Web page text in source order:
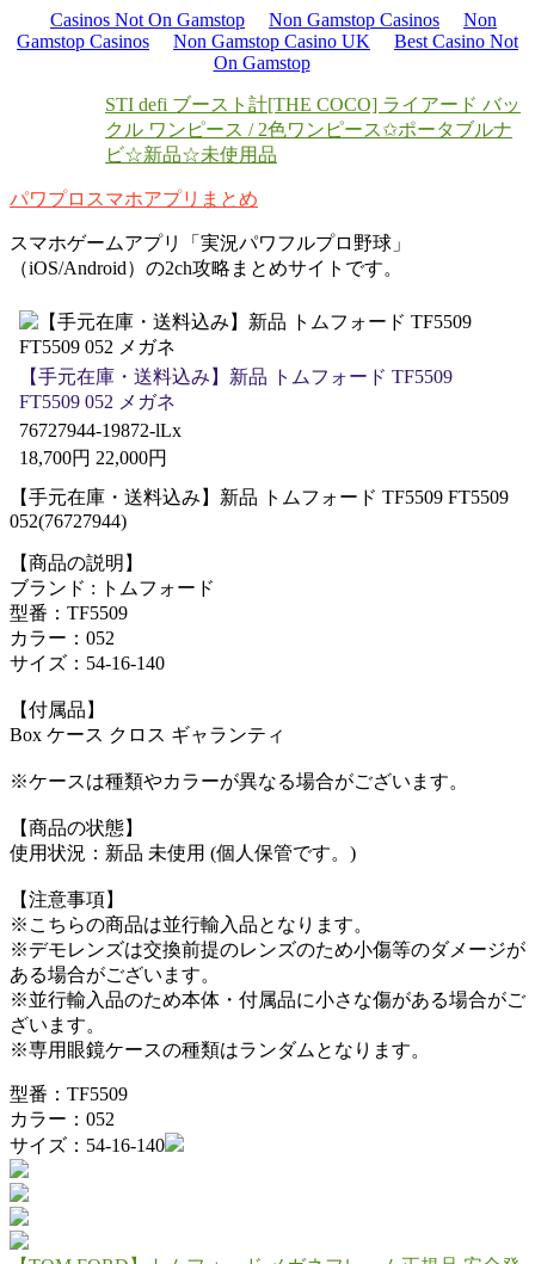
Casinos Not On Gamstop Non Gamstop Casinos
Non
Gamstop Casinos
Non Gamstop Casino UK
Best Casino Not
On Gamstop
STI defi ブースト計[THE COCO] ライアード バッ
クル ワンピース / 2色ワンピース✩ポータブルナ
ビ☆新品☆未使用品
パワプロスマホアプリまとめ
スマホゲームアプリ「実況パワフルプロ野球」
（iOS/Android）の2ch攻略まとめサイトです。
【手元在庫・送料込み】新品 トムフォード TF5509
FT5509 052 メガネ
76727944-19872-lLx
18,700円 22,000円
【手元在庫・送料込み】新品 トムフォード TF5509 FT5509
052(76727944)
【商品の説明】
ブランド : トムフォード
型番：TF5509
カラー：052
サイズ：54-16-140
【付属品】
Box ケース クロス ギャランティ
※ケースは種類やカラーが異なる場合がございます。
【商品の状態】
使用状況：新品 未使用 (個人保管です。)
【注意事項】
※こちらの商品は並行輸入品となります。
※デモレンズは交換前提のレンズのため小傷等のダメージが
ある場合がございます。
※並行輸入品のため本体・付属品に小さな傷がある場合がご
ざいます。
※専用眼鏡ケースの種類はランダムとなります。
型番：TF5509
カラー：052
サイズ：54-16-140